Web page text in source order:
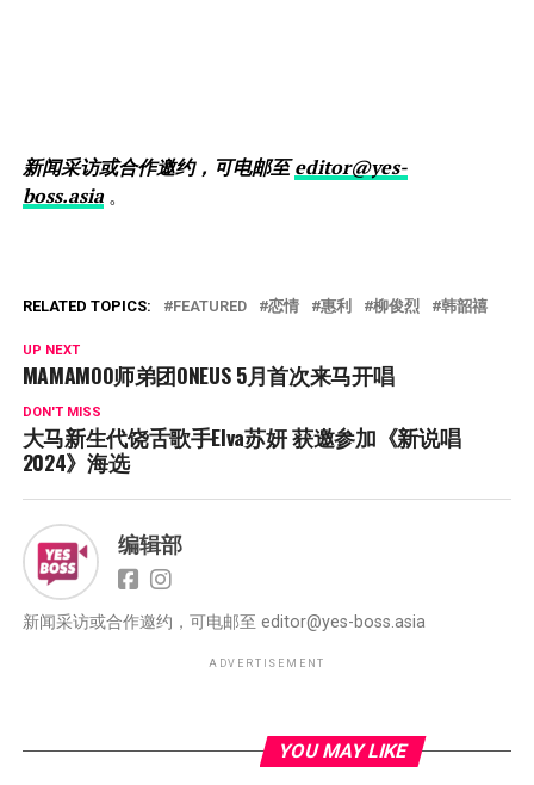
新闻采访或合作邀约，可电邮至editor@yes-
boss.asia。
RELATED TOPICS: FEATURED 恋情 惠利 柳俊烈 韩韶禧
UP NEXT
MAMAMOO师弟团ONEUS 5月首次来马开唱
DON'T MISS
大马新生代饶舌歌手Elva苏妍 获邀参加《新说唱
2024》海选
编辑部
新闻采访或合作邀约，可电邮至 editor@yes-boss.asia
ADVERTISEMENT
YOU MAY LIKE